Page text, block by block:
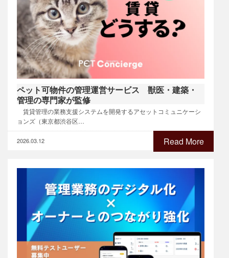
ペット可物件の管理運営サービス 獣医・建築・
管理の専門家が監修
賃貸管理の業務支援システムを開発するアセットコミュニケーシ
ョンズ（東京都渋谷区…
Read More
2026.03.12